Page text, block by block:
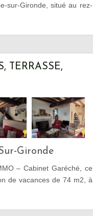
sur-Gironde, situé au rez-
TERRASSE,
Gironde
– Cabinet Garéché, ce
de vacances de 74 m2, à